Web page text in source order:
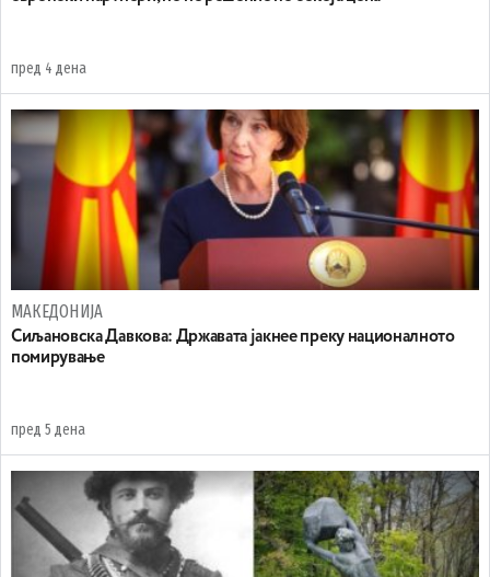
пред 4 дена
МАКЕДОНИЈА
Сиљановска Давкова: Државата јакнее преку националното
помирување
пред 5 дена